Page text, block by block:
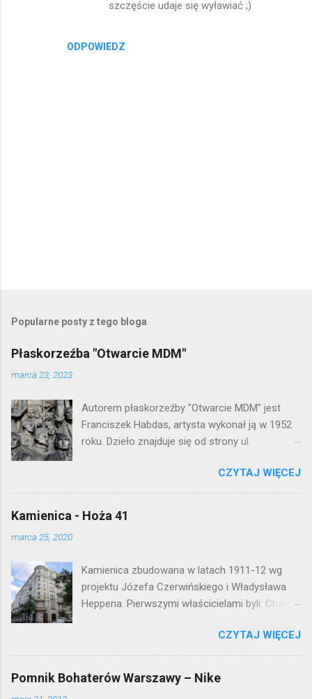
ODPOWIEDZ
szczęście udaje się wyławiać ;)
e
i
j
o
m
e
n
t
a
Popularne posty z tego bloga
Płaskorzeźba "Otwarcie MDM"
marca 23, 2023
Autorem płaskorzeźby "Otwarcie MDM" jest
Franciszek Habdas, artysta wykonał ją w 1952
roku. Dzieło znajduje się od strony ul.
warszawskiej flagowej inwestycji
mieszkaniowej lat 50. Lokalizacja: Śródmieście
CZYTAJ WIĘCEJ
Kamienica - Hoża 41
marca 25, 2020
Kamienica zbudowana w latach 1911-12 wg
projektu Józefa Czerwińskiego i Władysława
Heppena. Pierwszymi właścicielami byli: Chaim
kamienica była zamieszkała przez
pracowników Elektrowni Warszawskiej. Ten
okazały budynek wyszedł bez szwanku z II
wojny światowej. Lokalizacja: Śródmieście
CZYTAJ WIĘCEJ
Pomnik Bohaterów Warszawy – Nike